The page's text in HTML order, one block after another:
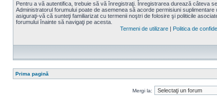
Pentru a vă autentifica, trebuie să vă înregistraţi. Înregistrarea durează câteva
Administratorul forumului poate de asemenea să acorde permisiuni
asiguraţi-vă că sunteţi familiarizat cu termenii noştri de folosire şi politicile
forumului înainte să navigaţi pe acesta.
Termeni de utilizare | Politica de
Prima pagină
Mergi la: